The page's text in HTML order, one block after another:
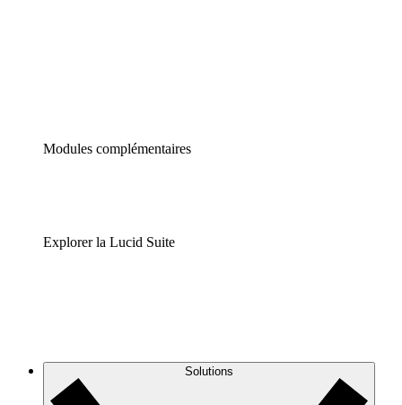
Modules complémentaires
Explorer la Lucid Suite
Solutions